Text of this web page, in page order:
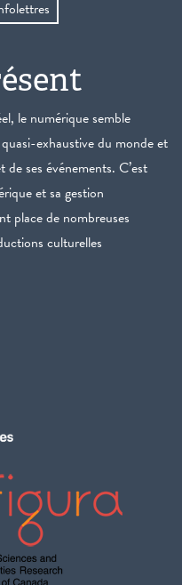
le numérique semble
exhaustive du monde et
ses événements. C’est
et sa gestion
place de nombreuses
culturelles